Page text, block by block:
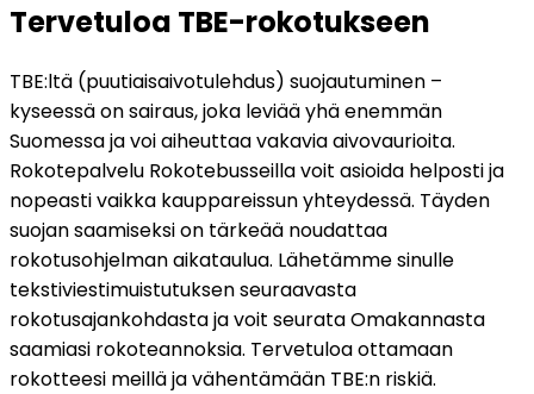
Tervetuloa TBE-rokotukseen
TBE:ltä (puutiaisaivotulehdus) suojautuminen –
kyseessä on sairaus, joka leviää yhä enemmän
Suomessa ja voi aiheuttaa vakavia aivovaurioita.
Rokotepalvelu Rokotebusseilla voit asioida helposti ja
nopeasti vaikka kauppareissun yhteydessä. Täyden
suojan saamiseksi on tärkeää noudattaa
rokotusohjelman aikataulua. Lähetämme sinulle
tekstiviestimuistutuksen seuraavasta
rokotusajankohdasta ja voit seurata Omakannasta
saamiasi rokoteannoksia. Tervetuloa ottamaan
rokotteesi meillä ja vähentämään TBE:n riskiä.